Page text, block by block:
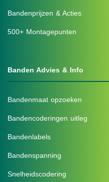
Bandenprijzen & Acties
500+ Montagepunten
Banden Advies & Info
Bandenmaat opzoeken
Bandencoderingen uitleg
Bandenlabels
Bandenspanning
Snelheidscodering